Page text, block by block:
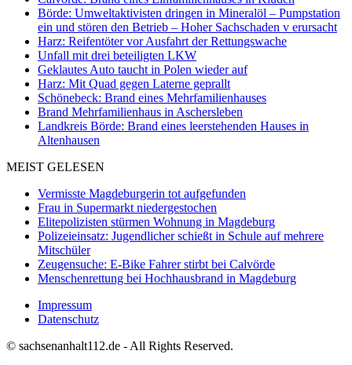
Börde: Umweltaktivisten dringen in Mineralöl – Pumpstation
ein und stören den Betrieb – Hoher Sachschaden v erursacht
Harz: Reifentöter vor Ausfahrt der Rettungswache
Unfall mit drei beteiligten LKW
Geklautes Auto taucht in Polen wieder auf
Harz: Mit Quad gegen Laterne geprallt
Schönebeck: Brand eines Mehrfamilienhauses
Brand Mehrfamilienhaus in Aschersleben
Landkreis Börde: Brand eines leerstehenden Hauses in
Altenhausen
MEIST GELESEN
Vermisste Magdeburgerin tot aufgefunden
Frau in Supermarkt niedergestochen
Elitepolizisten stürmen Wohnung in Magdeburg
Polizeieinsatz: Jugendlicher schießt in Schule auf mehrere
Mitschüler
Zeugensuche: E-Bike Fahrer stirbt bei Calvörde
Menschenrettung bei Hochhausbrand in Magdeburg
Impressum
Datenschutz
© sachsenanhalt112.de - All Rights Reserved.